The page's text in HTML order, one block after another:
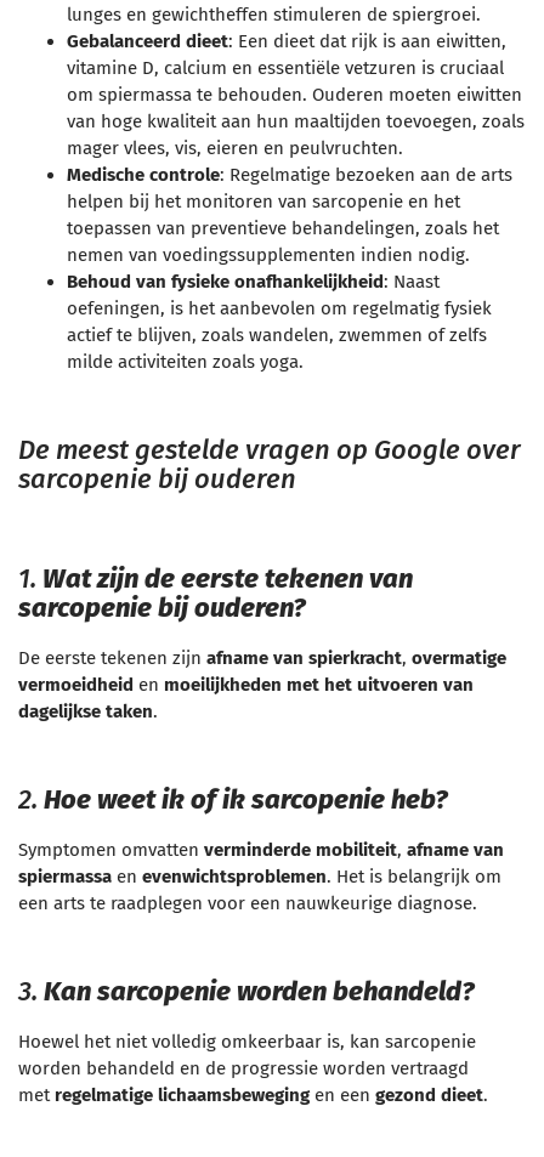
lunges en gewichtheffen stimuleren de spiergroei.
Gebalanceerd dieet: Een dieet dat rijk is aan eiwitten,
vitamine D, calcium en essentiële vetzuren is cruciaal
om spiermassa te behouden. Ouderen moeten eiwitten
van hoge kwaliteit aan hun maaltijden toevoegen, zoals
mager vlees, vis, eieren en peulvruchten.
Medische controle: Regelmatige bezoeken aan de arts
helpen bij het monitoren van sarcopenie en het
toepassen van preventieve behandelingen, zoals het
nemen van voedingssupplementen indien nodig.
Behoud van fysieke onafhankelijkheid: Naast
oefeningen, is het aanbevolen om regelmatig fysiek
actief te blijven, zoals wandelen, zwemmen of zelfs
milde activiteiten zoals yoga.
De meest gestelde vragen op Google over
sarcopenie bij ouderen
1. Wat zijn de eerste tekenen van
sarcopenie bij ouderen?
De eerste tekenen zijn afname van spierkracht, overmatige
vermoeidheid en moeilijkheden met het uitvoeren van
dagelijkse taken.
2. Hoe weet ik of ik sarcopenie heb?
Symptomen omvatten verminderde mobiliteit, afname van
spiermassa en evenwichtsproblemen. Het is belangrijk om
een arts te raadplegen voor een nauwkeurige diagnose.
3. Kan sarcopenie worden behandeld?
Hoewel het niet volledig omkeerbaar is, kan sarcopenie
worden behandeld en de progressie worden vertraagd
met regelmatige lichaamsbewegingen een gezond dieet.